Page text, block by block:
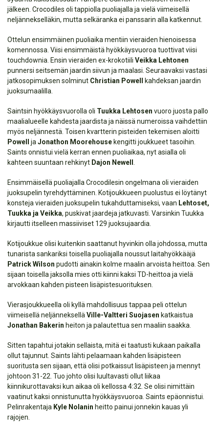
jälkeen. Crocodiles oli tappiolla puoliajalla ja vielä viimeisellä
neljännekselläkin, mutta selkäranka ei panssarin alla katkennut.
Ottelun ensimmäinen puoliaika mentiin vieraiden hienoisessa
komennossa. Viisi ensimmäistä hyökkäysvuoroa tuottivat viisi
touchdownia. Ensin vieraiden ex-krokotiili Veikka Lehtonen
punnersi seitsemän jaardin siivun ja maalasi. Seuraavaksi vastasi
jatkosopimuksen solminut Christian Powell
kahdeksan jaardin
juoksumaalilla.
Saintsin hyökkäysvuorolla oli Tuukka Lehtosen vuoro juosta pallo
maalialueelle kahdesta jaardista ja näissä numeroissa vaihdettiin
myös neljännestä. Toisen kvartterin pisteiden tekemisen aloitti
Powell
ja Jonathon Moorehouse kengitti joukkueet tasoihin.
Saints onnistui vielä kerran ennen puoliaikaa, nyt asialla oli
kahteen suuntaan rehkinyt Dajon Newell
Ensimmäisellä puoliajalla Crocodilesin ongelmana oli vieraiden
juoksupelin tyrehdyttäminen. Kotijoukkueen puolustus ei löytänyt
konsteja vieraiden juoksupelin tukahduttamiseksi, vaan Lehtoset,
Tuukka ja Veikka, puskivat jaardeja jatkuvasti. Varsinkin Tuukka
kirjautti itselleen massiiviset 129 juoksujaardia.
Kotijoukkue olisi kuitenkin saattanut hyvinkin olla johdossa, mutta
tunarista sankariksi toisella puoliajalla noussut laitahyökkääjä
Patrick Wilson pudotti ainakin kolme maalin arvoista heittoa. Sen
sijaan toisella jaksolla mies otti kiinni kaksi TD-heittoa ja vielä
arvokkaan kahden pisteen lisäpistesuorituksen.
Vierasjoukkueella oli kyllä mahdollisuus tappaa peli ottelun
viimeisellä neljänneksellä Ville-Valtteri Suojasen katkaistua
Jonathan Bakerin heiton ja palautettua sen maaliin saakka.
Sitten tapahtui jotakin sellaista, mitä ei taatusti kukaan paikalla
ollut tajunnut. Saints lähti pelaamaan kahden lisäpisteen
suoritusta sen sijaan, että olisi potkaissut lisäpisteen ja mennyt
johtoon 31-22. Tuo johto olisi luultavasti ollut liikaa
kiinnikurottavaksi kun aikaa oli kellossa 4:32. Se olisi nimittäin
vaatinut kaksi onnistunutta hyökkäysvuoroa. Saints epäonnistui.
Pelinrakentaja Kyle Nolanin heitto painui jonnekin kauas yli
rajojen.